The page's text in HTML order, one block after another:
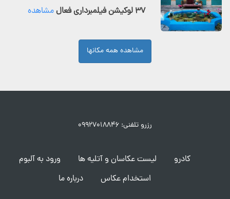
۳۷ لوکیشن فیلمبرداری فعال مشاهده
مشاهده همه مکانها
رزرو تلفنی: ۰۹۹۲۷۰۱۸۸۴۶
کادرو لیست عکاسان و آتلیه ها
ورود به آلبوم
استخدام عکاس
درباره ما